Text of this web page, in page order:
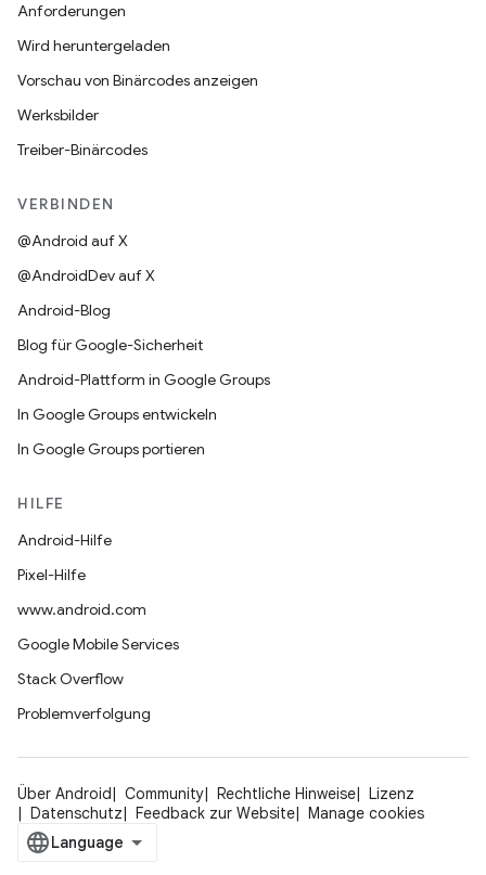
Anforderungen
Wird heruntergeladen
Vorschau von Binärcodes anzeigen
Werksbilder
Treiber-Binärcodes
VERBINDEN
@Android auf X
@AndroidDev auf X
Android-Blog
Blog für Google-Sicherheit
Android-Plattform in Google Groups
In Google Groups entwickeln
In Google Groups portieren
HILFE
Android-Hilfe
Pixel-Hilfe
www.android.com
Google Mobile Services
Stack Overflow
Problemverfolgung
Über Android Community Rechtliche Hinweise
Lizenz
Datenschutz
Feedback zur Website Manage cookies